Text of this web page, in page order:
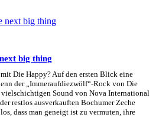
big thing
Die Happy? Auf den ersten Blick eine
der „Immeraufdiezwölf“-Rock von Die
Sound von Nova International
restlos ausverkauften Bochumer Zeche
dass man geneigt ist zu vermuten, ihre